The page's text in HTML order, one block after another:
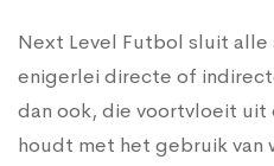
Next Level Futbol sluit
enigerlei directe of
dan ook, die voortvloeit uit
houdt met het gebruik